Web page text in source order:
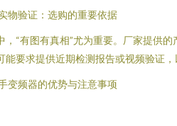
物验证：选购的重要依据
，“有图有真相”尤为重要。厂家提供
能要求提供近期检测报告或视频验证
变频器的优势与注意事项